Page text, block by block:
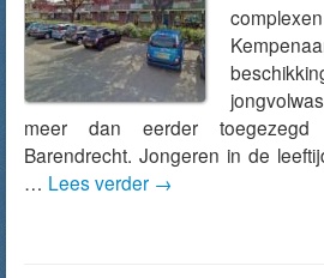
meer dan eerder
Barendrecht. Jongeren in de
… Lees verder →